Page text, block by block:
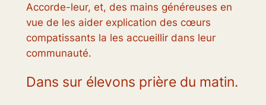
Accorde-leur, et, des mains généreuses en
vue de les aider explication des cœurs
compatissants la les accueillir dans leur
communauté.
Dans sur élevons prière du matin.